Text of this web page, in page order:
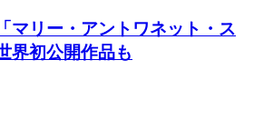
マリー・アントワネット・ス
初公開作品も